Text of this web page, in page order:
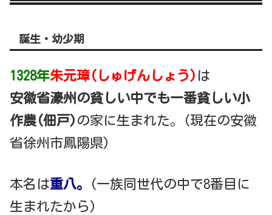
誕生・幼少期
1328年朱元璋(しゅげんしょう) は
安徽省濠州の貧しい中でも一番貧しい小
作農(佃戸) の家に生まれた。(現在の安徽
省徐州市鳳陽県)
本名は重八。
(一族同世代の中で8番目に
生まれたから)